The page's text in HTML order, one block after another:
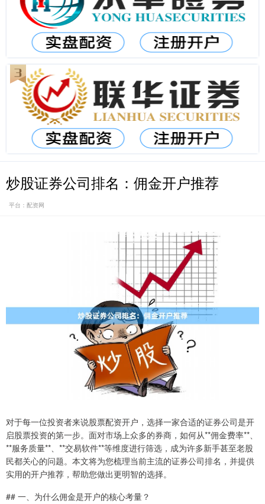
炒股证券公司排名：佣金开户推荐
平台：配资网
对于每一位投资者来说股票配资开户，选择一家合适的证券公司是开
启股票投资的第一步。面对市场上众多的券商，如何从**佣金费率**、
**服务质量**、**交易软件**等维度进行筛选，成为许多新手甚至老股
民都关心的问题。本文将为您梳理当前主流的证券公司排名，并提供
实用的开户推荐，帮助您做出更明智的选择。
## 一、为什么佣金是开户的核心考量？